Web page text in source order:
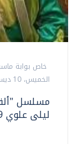
خاص بوابة
الخميس، 10 ديسمبر 2020 12:00 ص
مسلسل
ليلى علوي 1989